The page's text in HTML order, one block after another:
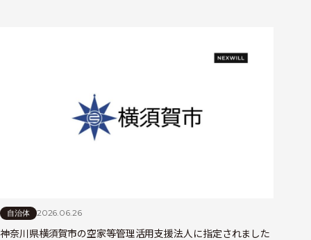
自治体 2026.06.26
神奈川県横須賀市の空家等管理活用支援法人に指定されました